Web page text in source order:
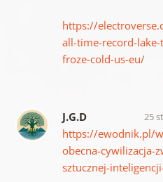
https://
all-time-record-
froze-cold-us-eu/
J.G.D 25
https://ewodnik.pl/
obecna-cywilizacja-
sztucznej-